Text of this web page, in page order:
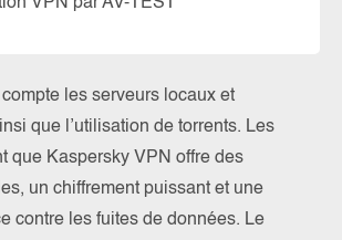
compte les serveurs locaux et
que l’utilisation de torrents. Les
que Kaspersky VPN offre des
un chiffrement puissant et une
contre les fuites de données. Le